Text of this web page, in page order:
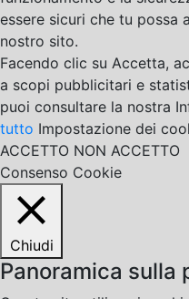
essere sicuri che tu possa
nostro sito.
Facendo clic su Accetta,
a scopi pubblicitari e
puoi consultare la nostra
tutto Impostazione dei
ACCETTO NON ACCETTO
Consenso Cookie
Chiudi
Panoramica sulla